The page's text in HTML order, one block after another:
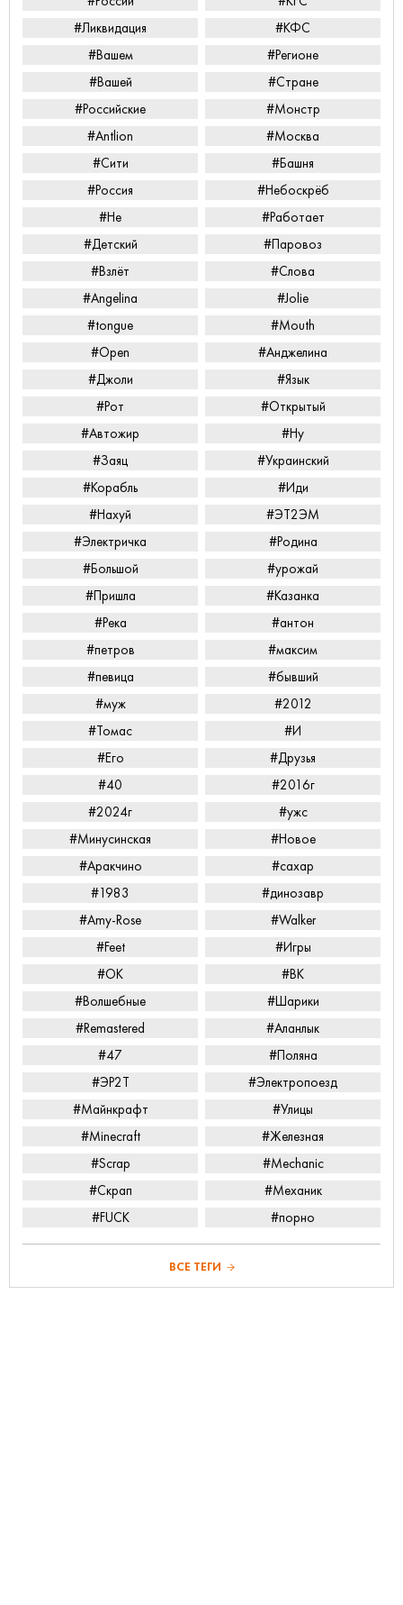
#Ликвидация
#КФС
#Вашем
#Регионе
#Вашей
#Стране
#Российские
#Монстр
#Antlion
#Москва
#Сити
#Башня
#Россия
#Небоскрёб
#Не
#Работает
#Детский
#Паровоз
#Взлёт
#Слова
#Angelina
#Jolie
#tongue
#Mouth
#Open
#Анджелина
#Джоли
#Язык
#Рот
#Открытый
#Автожир
#Ну
#Заяц
#Украинский
#Корабль
#Иди
#Нахуй
#ЭТ2ЭМ
#Электричка
#Родина
#Большой
#урожай
#Пришла
#Казанка
#Река
#антон
#петров
#максим
#певица
#бывший
#муж
#2012
#Томас
#И
#Его
#Друзья
#40
#2016г
#2024г
#ужс
#Минусинская
#Новое
#Аракчино
#сахар
#1983
#динозавр
#Amy-Rose
#Walker
#Feet
#Игры
#ОК
#ВК
#Волшебные
#Шарики
#Remastered
#Аланлык
#47
#Поляна
#ЭР2Т
#Электропоезд
#Майнкрафт
#Улицы
#Minecraft
#Железная
#Scrap
#Mechanic
#Скрап
#Механик
#FUCK
#порно
ВСЕ ТЕГИ